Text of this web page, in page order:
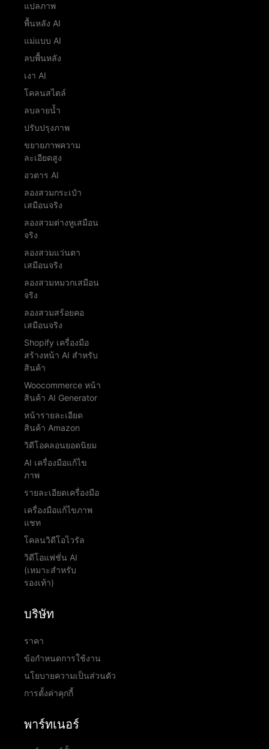
แปลภาพ
พื้นหลัง AI
แม่แบบ AI
ลบพื้นหลัง
เงา AI
โคลนสไตล์
ลบลายน้ำ
ปรับปรุงภาพ
ขยายภาพความ
ละเอียดสูง
อวตาร AI
ลองสวมกระเป๋า
เสมือนจริง
ลองสวมต่างหูเสมือน
จริง
ลองสวมแว่นตา
เสมือนจริง
ลองสวมหมวกเสมือน
จริง
ลองสวมสร้อยคอ
เสมือนจริง
Shopify เครื่องมือ
สร้างหน้า AI สำหรับ
สินค้า
Woocommerce หน้า
สินค้า AI Generator
หน้ารายละเอียด
สินค้า Amazon
วิดีโอคลอนยอดนิยม
AI เครื่องมือแก้ไข
ภาพ
รายละเอียดเครื่องมือ
เครื่องมือแก้ไขภาพ
แชท
โคลนวิดีโอไวรัล
วิดีโอแฟชั่น AI
(เหมาะสำหรับ
รองเท้า)
บริษัท
ราคา
ข้อกำหนดการใช้งาน
นโยบายความเป็นส่วนตัว
การตั้งค่าคุกกี้
พาร์ทเนอร์